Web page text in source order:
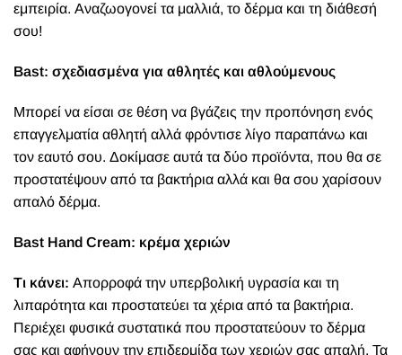
εμπειρία. Αναζωογονεί τα μαλλιά, το δέρμα και τη διάθεσή
σου!
Bast: σχεδιασμένα για αθλητές και αθλούμενους
Μπορεί να είσαι σε θέση να βγάζεις την προπόνηση ενός
επαγγελματία αθλητή αλλά φρόντισε λίγο παραπάνω και
τον εαυτό σου. Δοκίμασε αυτά τα δύο προϊόντα, που θα σε
προστατέψουν από τα βακτήρια αλλά και θα σου χαρίσουν
απαλό δέρμα.
Bast Hand Cream: κρέμα χεριών
Τι κάνει: Απορροφά την υπερβολική υγρασία και τη
λιπαρότητα και προστατεύει τα χέρια από τα βακτήρια.
Περιέχει φυσικά συστατικά που προστατεύουν το δέρμα
σας και αφήνουν την επιδερμίδα των χεριών σας απαλή. Τα